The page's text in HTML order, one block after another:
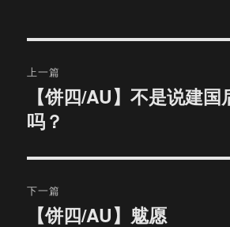
章
导
航
上一篇
篇
章：
【饼四/AU】不是说建
吗？
下一篇
【饼四/AU】魃愿